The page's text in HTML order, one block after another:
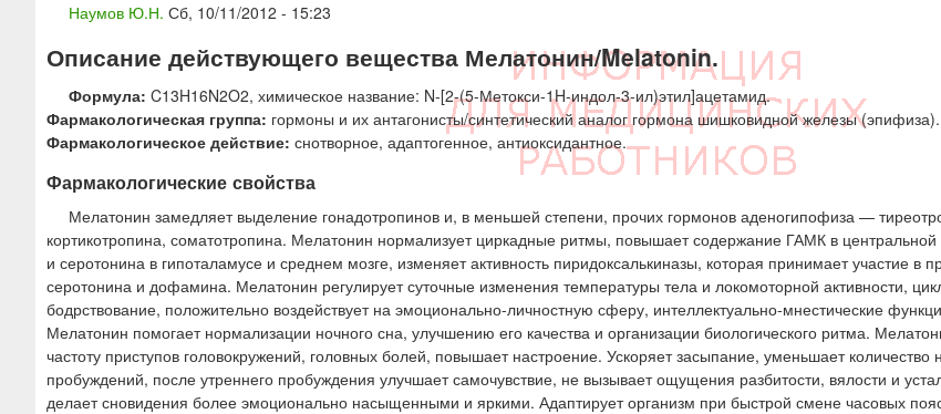
Наумов Ю.Н. Сб, 10/11/2012 - 15:23
Описание действующего вещества Мелатонин/Melatonin.
Формула: C13H16N2O2, химическое название: N-[2-(5-Метокси-1H-индол-3-ил)этил]ацетамид.
Фармакологическая группа: гормоны и их антагонисты/синтетический аналог гормона шишковидной железы (эпифиза).
Фармакологическое действие: снотворное, адаптогенное, антиоксидантное.
Фармакологические свойства
Мелатонин замедляет выделение гонадотропинов и, в меньшей степени, прочих гормонов аденогипофиза —
кортикотропина, соматотропина. Мелатонин нормализует циркадные ритмы, повышает содержание ГАМК в
и серотонина в гипоталамусе и среднем мозге, изменяет активность пиридоксалькиназы, которая принимает участие в
серотонина и дофамина. Мелатонин регулирует суточные изменения температуры тела и локомоторной активности,
бодрствование, положительно воздействует на эмоционально-личностную сферу, интеллектуально-мнестические
Мелатонин помогает нормализации ночного сна, улучшению его качества и организации биологического ритма.
частоту приступов головокружений, головных болей, повышает настроение. Ускоряет засыпание, уменьшает количество
пробуждений, после утреннего пробуждения улучшает самочувствие, не вызывает ощущения разбитости, вялости и
делает сновидения более эмоционально насыщенными и яркими. Адаптирует организм при быстрой смене часовых